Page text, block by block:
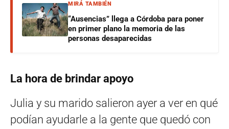
MIRÁ TAMBIÉN
“Ausencias” llega a Córdoba para poner
en primer plano la memoria de las
personas desaparecidas
La hora de brindar apoyo
Julia y su marido salieron ayer a ver en qué
podían ayudarle a la gente que quedó con